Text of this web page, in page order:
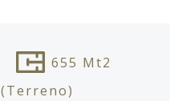
655 Mt2
(Terreno)